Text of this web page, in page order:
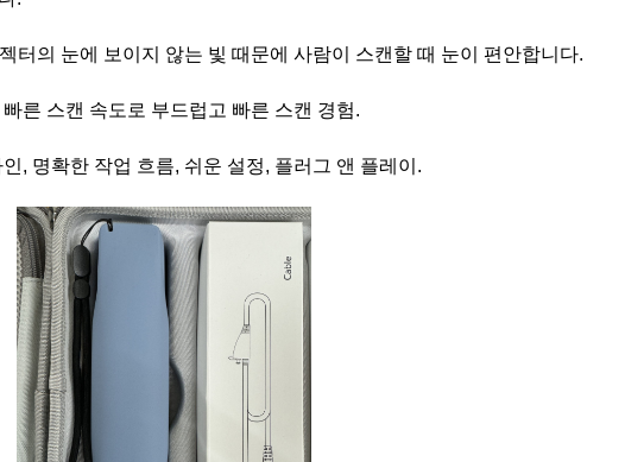
터의 눈에 보이지 않는 빛 때문에 사람이 스캔할 때 눈이 편안합니다.
른 스캔 속도로 부드럽고 빠른 스캔 경험.
, 명확한 작업 흐름, 쉬운 설정, 플러그 앤 플레이.